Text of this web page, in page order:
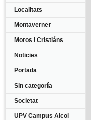
Localitats
Montaverner
Moros i Cristiáns
Noticies
Portada
Sin categoría
Societat
UPV Campus Alcoi